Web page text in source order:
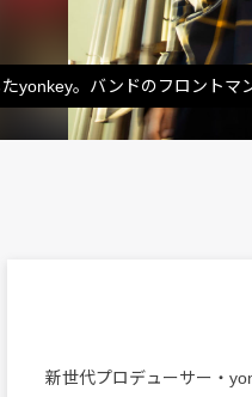
yonkey。バンドのフロントマ
新世代プロデューサー・